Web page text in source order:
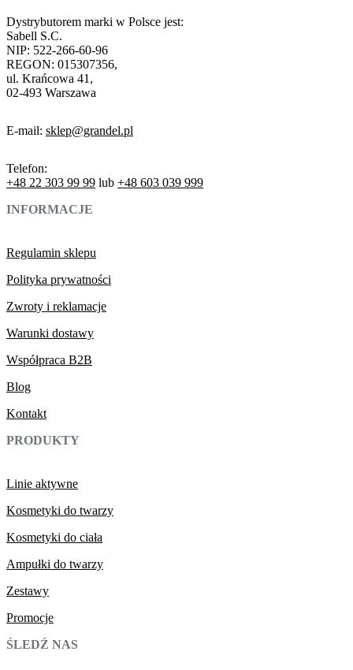
Dystrybutorem marki w Polsce jest:
Sabell S.C.
NIP: 522-266-60-96
REGON: 015307356,
ul. Krańcowa 41,
02-493 Warszawa
E-mail: sklep@grandel.pl
Telefon:
+48 22 303 99 99 lub +48 603 039 999
INFORMACJE
Regulamin sklepu
Polityka prywatności
Zwroty i reklamacje
Warunki dostawy
Współpraca B2B
Blog
Kontakt
PRODUKTY
Linie aktywne
Kosmetyki do twarzy
Kosmetyki do ciała
Ampułki do twarzy
Zestawy
Promocje
ŚLEDŹ NAS